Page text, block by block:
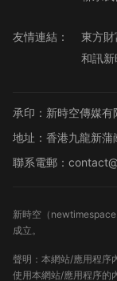
友情連結： 東方財
和訊
承印：新時空傳媒有
地址：香港九龍新
聯系電郵：
新時空（
成立。
聲明：本網站/應用程序
使用本網站/應用程序的